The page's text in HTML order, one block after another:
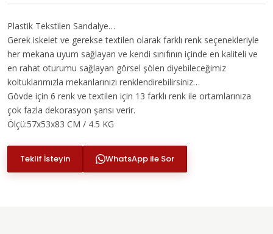
Plastik Tekstilen Sandalye…
Gerek iskelet ve gerekse textilen olarak farklı renk seçenekleriyle
her mekana uyum sağlayan ve kendi sınıfının içinde en kaliteli ve
en rahat oturumu sağlayan görsel şölen diyebileceğimiz
koltuklarımızla mekanlarınızı renklendirebilirsiniz…
Gövde için 6 renk ve textilen için 13 farklı renk ile ortamlarınıza
çok fazla dekorasyon şansı verir.
Ölçü:57x53x83 CM / 4.5 KG
Teklif İsteyin WhatsApp ile Sor